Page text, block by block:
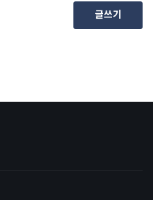
글쓰기